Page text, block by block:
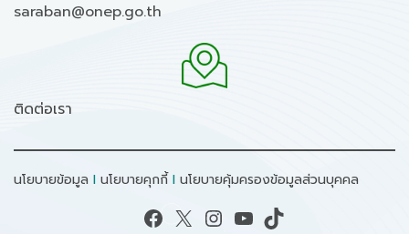
saraban@onep.go.th
ติดต่อเรา
นโยบายข้อมูล I นโยบายคุกกี้ I นโยบายคุ้มครองข้อมูลส่วนบุคคล
Facebook X Instagram YouTube TikTok